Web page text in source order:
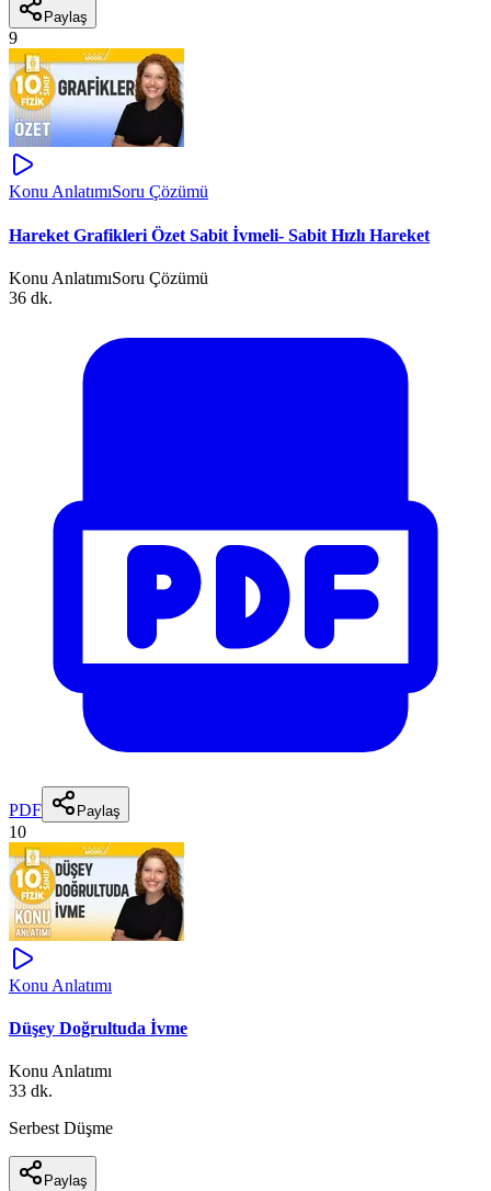
Paylaş
9
Konu AnlatımıSoru Çözümü
Hareket Grafikleri Özet Sabit İvmeli- Sabit Hızlı Hareket
Konu AnlatımıSoru Çözümü
36 dk.
PDF Paylaş
10
Konu Anlatımı
Düşey Doğrultuda İvme
Konu Anlatımı
33 dk.
Serbest Düşme
Paylaş